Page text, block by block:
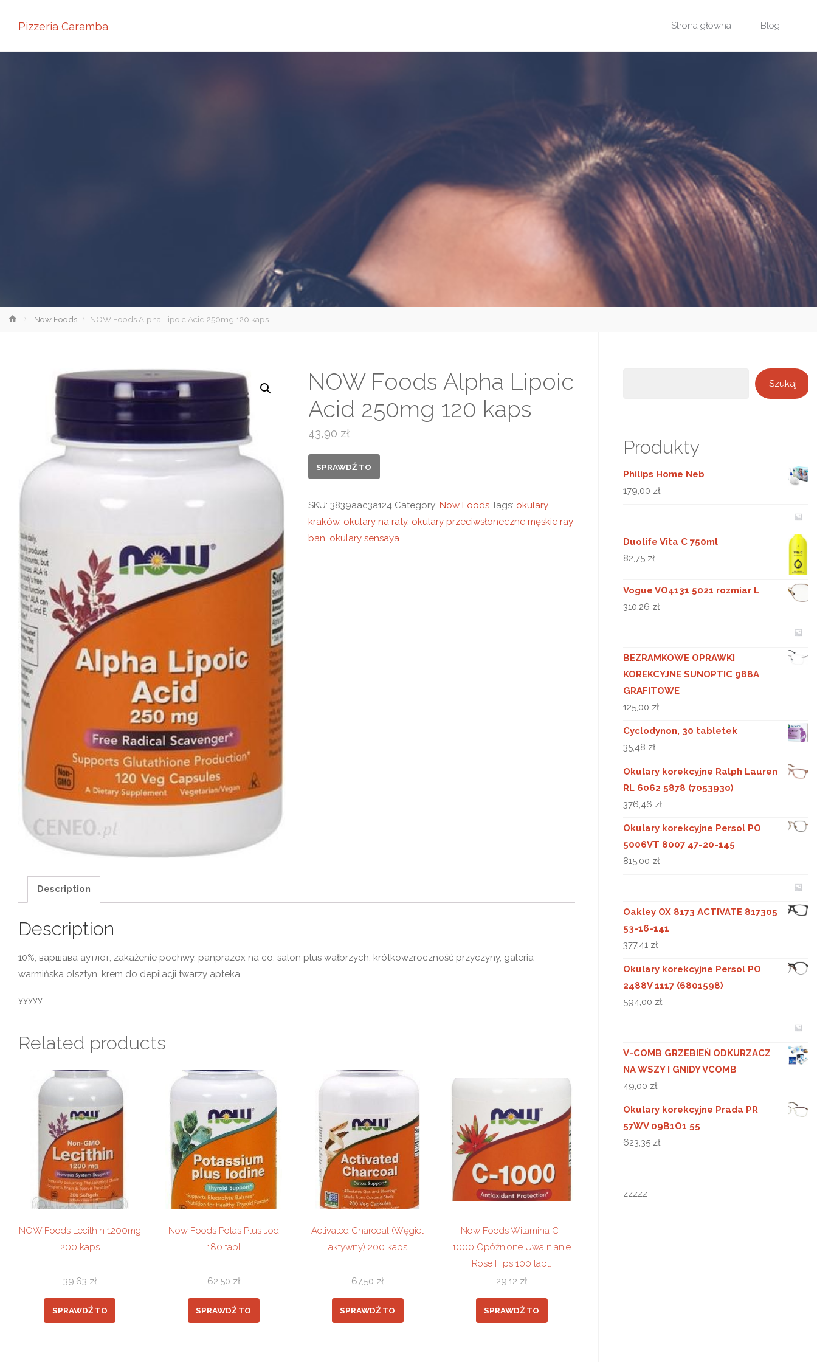
Pizzeria Caramba Strona główna Blog
StronaNow Foods NOW Foods Alpha Lipoic Acid 250mg 120 kaps
NOW Foods Alpha Lipoic
Acid 250mg 120 kaps
43,90 zł
SPRAWDŹ TO
SKU: 3839aac3a124 Category: Now Foods Tags: okulary
kraków, okulary na raty, okulary przeciwsłoneczne męskie ray
ban, okulary sensaya
Description
Description
10%, варшава аутлет, zakażenie pochwy, panprazox na co, salon plus wałbrzych, krótkowzroczność przyczyny, galeria
warmińska olsztyn, krem do depilacji twarzy apteka
yyyyy
Related products
NOW Foods Lecithin 1200mg
200 kaps
39,63 zł
SPRAWDŹ TO
Now Foods Potas Plus Jod
180 tabl
62,50 zł
SPRAWDŹ TO
Activated Charcoal (Węgiel
aktywny) 200 kaps
67,50 zł
SPRAWDŹ TO
Now Foods Witamina C-
1000 Opóźnione Uwalnianie
Rose Hips 100 tabl.
29,12 zł
SPRAWDŹ TO
Szukaj
Produkty
Philips Home Neb
179,00 zł
Duolife Vita C 750ml
82,75 zł
Vogue VO4131 5021 rozmiar L
310,26 zł
BEZRAMKOWE OPRAWKI
KOREKCYJNE SUNOPTIC 988A
GRAFITOWE
125,00 zł
Cyclodynon, 30 tabletek
35,48 zł
Okulary korekcyjne Ralph Lauren
RL 6062 5878 (7053930)
376,46 zł
Okulary korekcyjne Persol PO
5006VT 8007 47-20-145
815,00 zł
Oakley OX 8173 ACTIVATE 817305
53-16-141
377,41 zł
Okulary korekcyjne Persol PO
2488V 1117 (6801598)
594,00 zł
V-COMB GRZEBIEŃ ODKURZACZ
NA WSZY I GNIDY VCOMB
49,00 zł
Okulary korekcyjne Prada PR
57WV 09B1O1 55
623,35 zł
zzzzz